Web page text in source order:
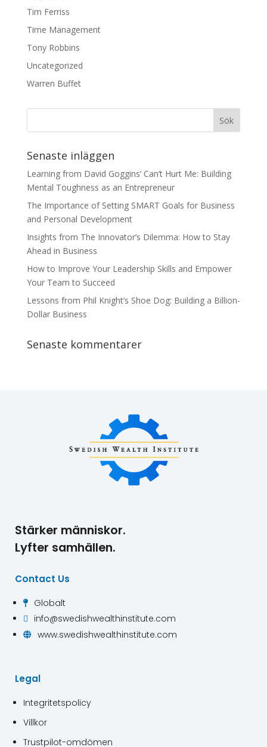
Tim Ferriss
Time Management
Tony Robbins
Uncategorized
Warren Buffet
Senaste inläggen
Learning from David Goggins’ Can’t Hurt Me: Building
Mental Toughness as an Entrepreneur
The Importance of Setting SMART Goals for Business
and Personal Development
Insights from The Innovator’s Dilemma: How to Stay
Ahead in Business
How to Improve Your Leadership Skills and Empower
Your Team to Succeed
Lessons from Phil Knight’s Shoe Dog: Building a Billion-
Dollar Business
Senaste kommentarer
Stärker människor.
Lyfter samhällen.
Contact Us
 Globalt
 info@swedishwealthinstitute.com
 www.swedishwealthinstitute.com
Legal
Integritetspolicy
Villkor
Trustpilot-omdömen